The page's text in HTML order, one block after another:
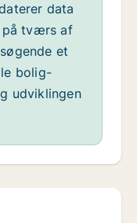
data
på tværs af
et
bolig-
udviklingen